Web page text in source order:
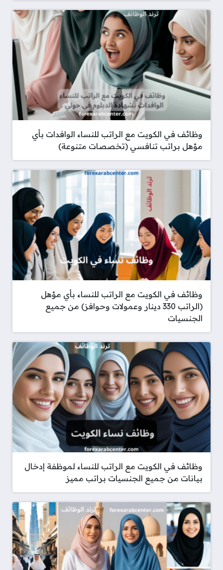
وظائف في الكويت مع الراتب للنساء الوافدات بأي
مؤهل براتب تنافسي (تخصصات متنوعة)
وظائف في الكويت مع الراتب للنساء بأي مؤهل
(الراتب 330 دينار وعمولات وحوافز) من جميع
الجنسيات
وظائف في الكويت مع الراتب للنساء لموظفة إدخال
بيانات من جميع الجنسيات براتب مميز